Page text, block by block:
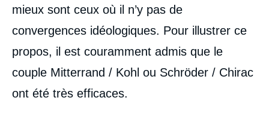
mieux sont ceux où il n’y pas de
convergences idéologiques. Pour illustrer ce
propos, il est couramment admis que le
couple Mitterrand / Kohl ou Schröder / Chirac
ont été très efficaces.